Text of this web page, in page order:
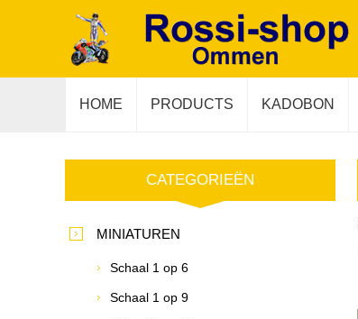
HOME PRODUCTS KADOBON
CATEGORIEËN
MINIATUREN
Schaal 1 op 6
Schaal 1 op 9